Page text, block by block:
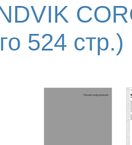
524 стр.)